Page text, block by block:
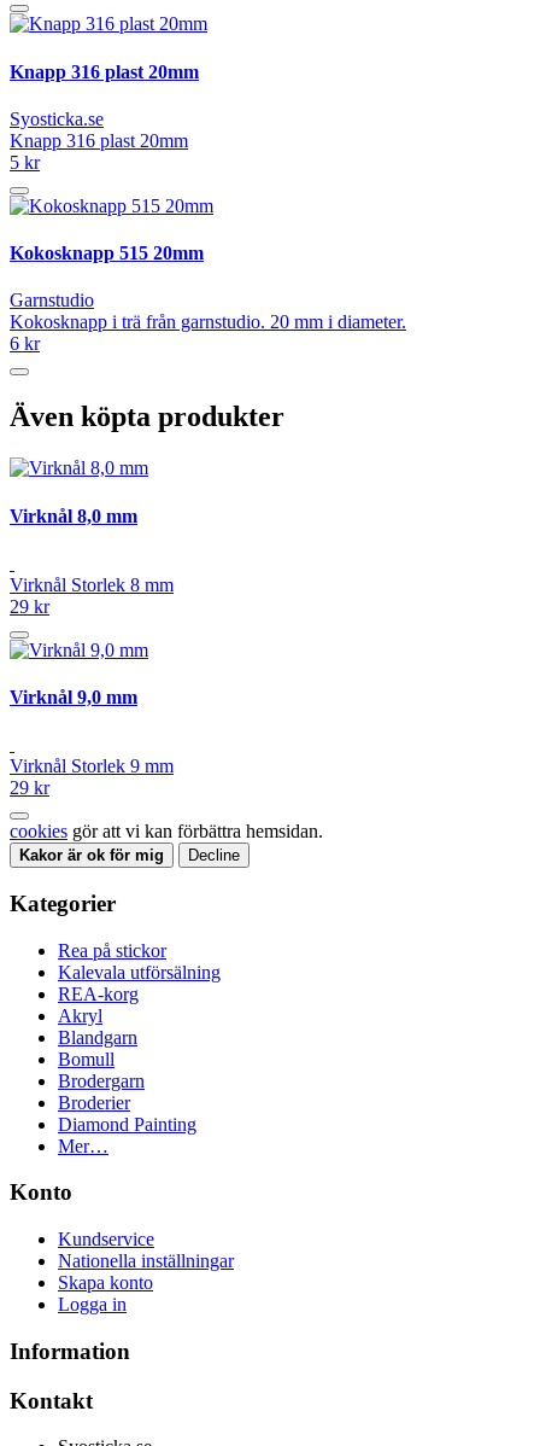
Knapp 316 plast 20mm
Syosticka.se
Knapp 316 plast 20mm
5 kr
Kokosknapp 515 20mm
Garnstudio
Kokosknapp i trä från garnstudio. 20 mm i diameter.
6 kr
Även köpta produkter
Virknål 8,0 mm
Virknål Storlek 8 mm
29 kr
Virknål 9,0 mm
Virknål Storlek 9 mm
29 kr
cookies gör att vi kan förbättra hemsidan.
Kakor är ok för mig Decline
Kategorier
Rea på stickor
Kalevala utförsälning
REA-korg
Akryl
Blandgarn
Bomull
Brodergarn
Broderier
Diamond Painting
Mer…
Konto
Kundservice
Nationella inställningar
Skapa konto
Logga in
Information
Kontakt